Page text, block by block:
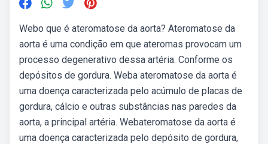
Webo que é ateromatose da aorta? Ateromatose da
aorta é uma condição em que ateromas provocam um
processo degenerativo dessa artéria. Conforme os
depósitos de gordura. Weba ateromatose da aorta é
uma doença caracterizada pelo acúmulo de placas de
gordura, cálcio e outras substâncias nas paredes da
aorta, a principal artéria. Webateromatose da aorta é
uma doença caracterizada pelo depósito de gordura,